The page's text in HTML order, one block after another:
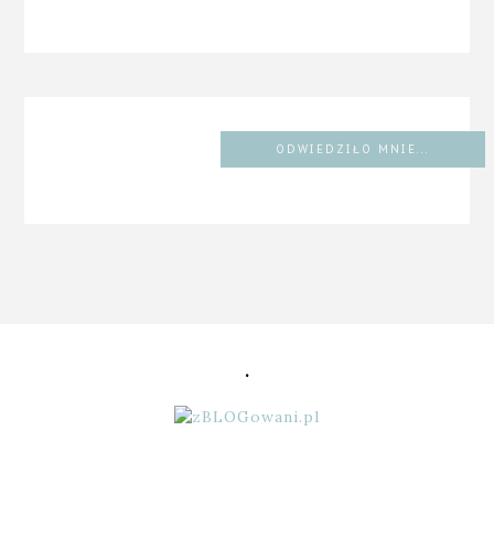
ODWIEDZIŁO MNIE...
.